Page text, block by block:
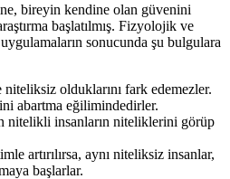
bireyin kendine olan güvenini
başlatılmış. Fizyolojik ve
sonucunda şu bulgulara
olduklarını fark edemezler.
abartma eğilimindedirler.
nitelikli insanların niteliklerini görüp
artırılırsa, aynı niteliksiz insanlar,
başlarlar.